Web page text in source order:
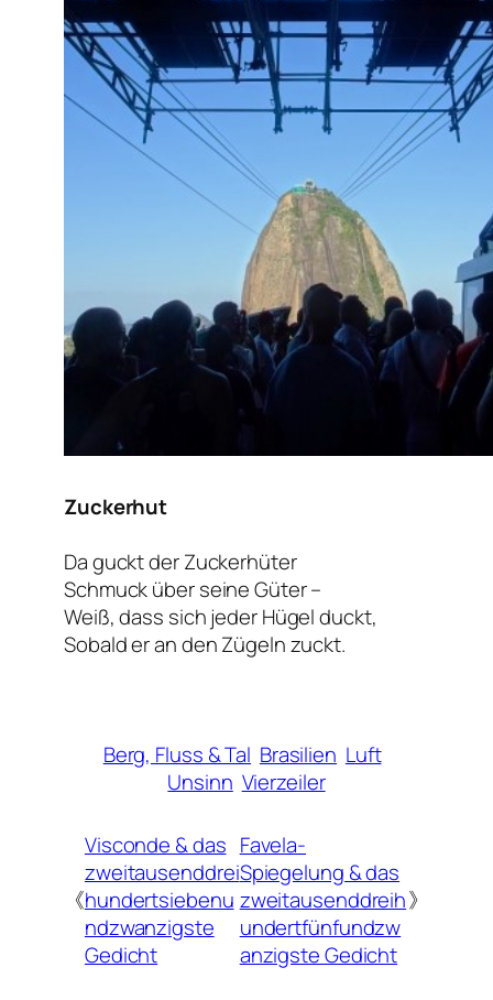
Zuckerhut
Da guckt der Zuckerhüter
Schmuck über seine Güter –
Weiß, dass sich jeder Hügel duckt,
Sobald er an den Zügeln zuckt.
Berg, Fluss & Tal Brasilien Luft
Unsinn Vierzeiler
《
Visconde & das
zweitausenddrei
hundertsiebenu
ndzwanzigste
Gedicht
Favela-
Spiegelung & das
zweitausenddreih
undertfünfundzw
anzigste Gedicht
》